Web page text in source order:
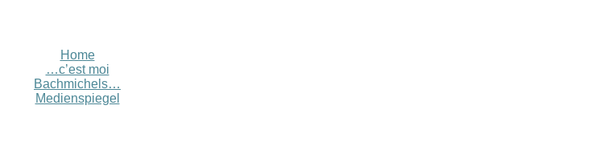
Home
…c’est moi
Bachmichels…
Medienspiegel